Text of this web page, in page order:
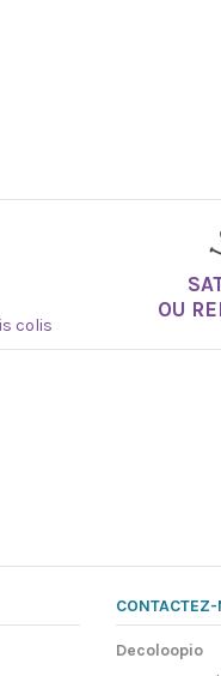
et FSC
d'eau sans solvant ni
adaptées aux écoles,
colis
OU
Decoloopio